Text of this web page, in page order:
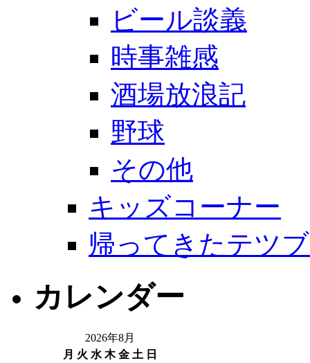
ビール談義
時事雑感
酒場放浪記
野球
その他
キッズコーナー
帰ってきたテツ
カレンダー
2026年8月
月 火 水 木 金 土 日